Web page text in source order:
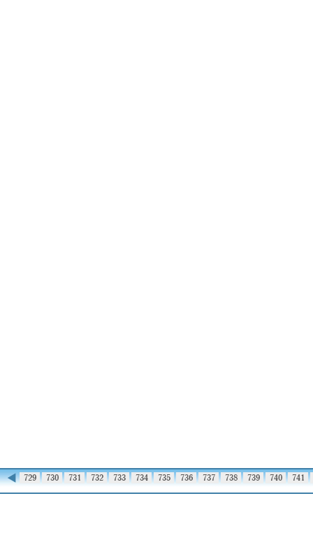
◀
728 729 730 731 732 733 734 735 736 737 738 739 740 741